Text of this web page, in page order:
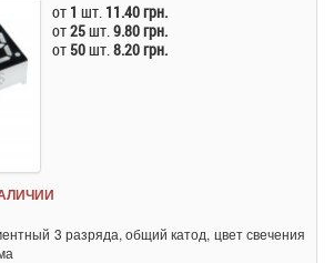
от 1 шт. 11.40 грн.
от25шт.9.80 грн.
от 50шт.8.20 грн.
3 разряда, общий катод, цвет свечения